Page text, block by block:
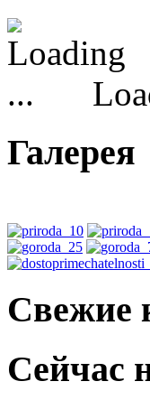
Галерея
Свежие
Сейчас